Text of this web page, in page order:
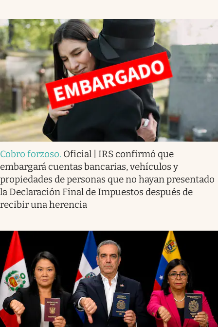
Cobro forzoso. Oficial | IRS confirmó que
embargará cuentas bancarias, vehículos y
propiedades de personas que no hayan presentado
la Declaración Final de Impuestos después de
recibir una herencia